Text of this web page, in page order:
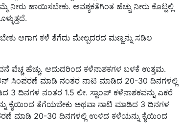
ಹಾಯಿಸಬೇಕು. ಅವಶ್ಯಕತೆಗಿಂತ ಹೆಚ್ಚು ನೀರು ಕೊಟ್ಟಲ್ಲಿ
ಆಗಾಗ ಕಳೆ ತೆಗೆದು ಮೇಲ್ಪದರದ ಮಣ್ಣನ್ನು ಸಡಿಲ
ವೆಚ್ಚ ಹೆಚ್ಚು. ಆದುದರಿಂದ ಕಳೆನಾಶಕಗಳ ಬಳಕೆ ಉತ್ತಮ.
ಸಿಂಪರಣೆ ಮಾಡಿ ನಂತರ ನಾಟಿ ಮಾಡಿದ 20-30 ದಿನಗಳಲ್ಲಿ
ದಿನಗಳ ನಂತರ 1.5 ಲೀ. ಸ್ಟಾಂಪ್ ಕಳೆನಾಶಕವನ್ನು ಎಕರೆ
ಕೈಯಿಂದ ತೆಗೆಯಬೇಕು ಅಥವಾ ನಾಟಿ ಮಾಡಿದ 3 ದಿನಗಳ
ಮಾಡಿ 20-30 ದಿನಗಳಲ್ಲಿ ಉಳಿದ ಕಳೆಯನ್ನು ಕೈಯಿಂದ